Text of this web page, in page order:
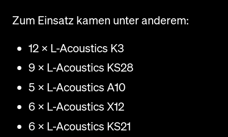
Zum Einsatz kamen unter anderem:
12 × L-Acoustics K3
9 × L-Acoustics KS28
5 × L-Acoustics A10
6 × L-Acoustics X12
6 × L-Acoustics KS21